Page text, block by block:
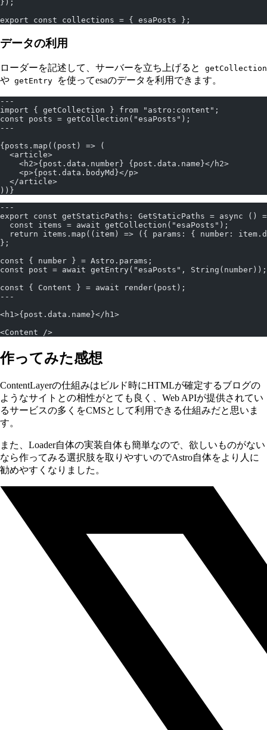
});
export const collections = { esaPosts };
データの利用
ローダーを記述して、サーバーを立ち上げると getCollection
や getEntry を使ってesaのデータを利用できます。
---
import { getCollection } from "astro:content";
const posts = getCollection("esaPosts");
---
{posts.map((post) => (
  <article>
    <h2>{post.data.number} {post.data.name}</h2>
    <p>{post.data.bodyMd}</p>
  </article>
))}
---
export const getStaticPaths: GetStaticPaths = async ()
  const items = await getCollection("esaPosts");
return items.map((item) => ({ params: { number:
};
const { number } = Astro.params;
const post = await getEntry("esaPosts", String(number));
const { Content } = await render(post);
---
<h1>{post.data.name}</h1>
<Content />
作ってみた感想
ContentLayerの仕組みはビルド時にHTMLが確定するブログの
ようなサイトとの相性がとても良く、Web APIが提供されてい
るサービスの多くをCMSとして利用できる仕組みだと思いま
す。
また、Loader自体の実装自体も簡単なので、欲しいものがない
なら作ってみる選択肢を取りやすいのでAstro自体をより人に
勧めやすくなりました。